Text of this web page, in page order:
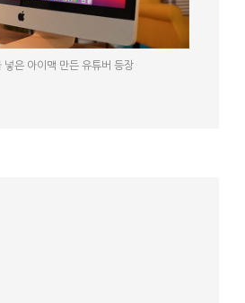
은 아이맥 만든 유튜버 등장